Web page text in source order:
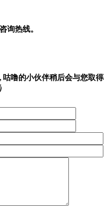
询热线。
咕噜的小伙伴稍后会与您取